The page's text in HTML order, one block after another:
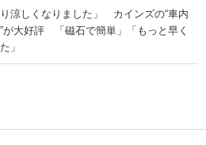
り涼しくなりました」 カインズの“車内
が大好評 「磁石で簡単」「もっと早く
」